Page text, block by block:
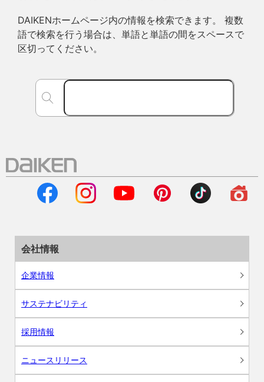
DAIKENホームページ内の情報を検索できます。 複数
語で検索を行う場合は、単語と単語の間をスペースで
区切ってください。
会社情報
企業情報
サステナビリティ
採用情報
ニュースリリース